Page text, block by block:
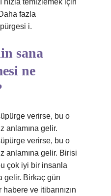
hızla temizlemek için
fazla
i.
sana
ne
verirse, bu o
anlamına gelir.
verirse, bu o
anlamına gelir. Birisi
çok iyi bir insanla
gelir. Birkaç gün
ve itibarınızın